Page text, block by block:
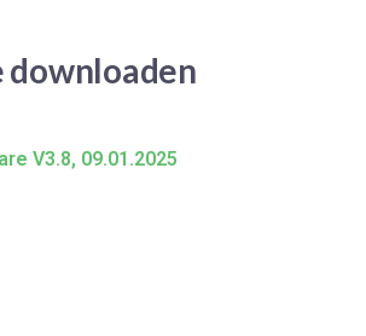
downloaden
V3.8, 09.01.2025